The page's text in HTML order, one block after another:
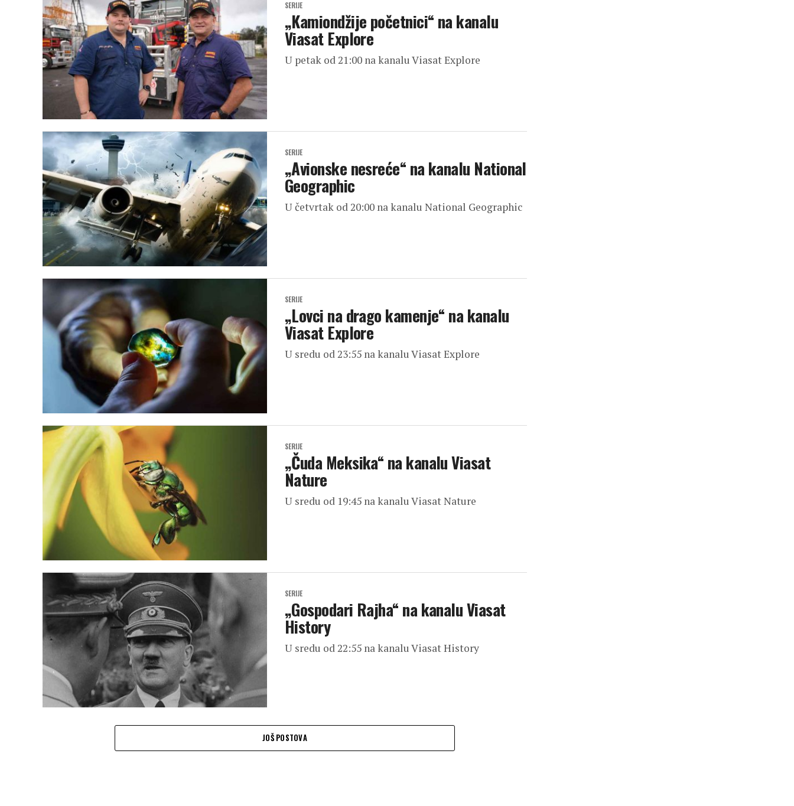
SERIJE
„Kamiondžije početnici“ na kanalu
Viasat Explore
U petak od 21:00 na kanalu Viasat Explore
SERIJE
„Avionske nesreće“ na kanalu National
Geographic
U četvrtak od 20:00 na kanalu National Geographic
SERIJE
„Lovci na drago kamenje“ na kanalu
Viasat Explore
U sredu od 23:55 na kanalu Viasat Explore
SERIJE
„Čuda Meksika“ na kanalu Viasat
Nature
U sredu od 19:45 na kanalu Viasat Nature
SERIJE
„Gospodari Rajha“ na kanalu Viasat
History
U sredu od 22:55 na kanalu Viasat History
JOŠ POSTOVA